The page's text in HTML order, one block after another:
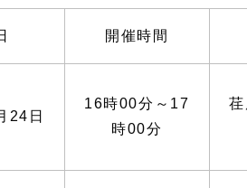
開催時間
24日
16時00分～17
時00分